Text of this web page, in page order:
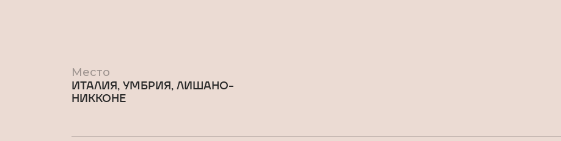
Место
ИТАЛИЯ, УМБРИЯ, ЛИШАНО-
НИККОНЕ